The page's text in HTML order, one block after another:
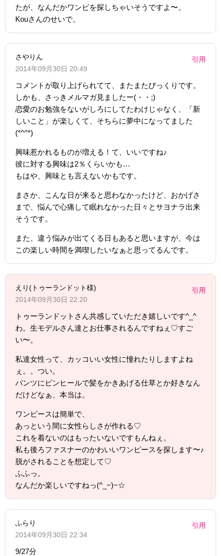
たが、なんだかワンピを探しちゃいそうですよ〜。
Kouさんのせいで。
さやりん
2014年09月30日 20:49
引用
コメントが取り上げられてて、またまたびっくりです。
しかも、さっきメルマガ見ましたー(・・;)
恋愛のお勉強をないがしろにしてたわけじゃなく、「新
しいこと」が楽しくて、そちらに夢中になってました
(*^^*)
興味惹かれるものが増える！て、いいですね♪
彼に対する興味は2％くらいかも…
もはや、興味とも言えないかもです。
まさか、こんな日が来ると思わなかったけど、おかげさ
まで、悩んで心痛して眠れなかった日々とサヨナラ出来
そうです。
また、違う悩みが出てくる日もあると思いますが、今は
この楽しい時間を満喫したいなぁと思ってるんです。
えり(トゥーランドット様)
2014年09月30日 22:20
引用
トゥーランドットさん共感していただき嬉しいです^_^
わ。生モデルさん達とお仕事されるんですねぇ♡すご
い〜。
私達女性って、カッコいい女性に憧れたりしますよね
ぇ。。つい。
パンツにピンヒールで髪をかきあげる仕草とか好きなん
だけどなぁ、本当は。
ワンピースは簡単で、
あっという間に女性らしさが作れる♡
これを着ないのはもったいないですもんねぇ。
私も後ろファスナーのかわいいワンピースを探します〜♪
脱がされることを想定して♡
ふふっ。
なんだか楽しいですねっ(^_−)−☆
ふらり
2014年09月30日 22:34
引用
9/27分